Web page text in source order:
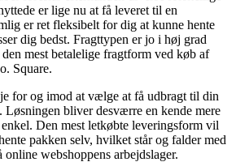
er lige nu at få leveret til en
er ret fleksibelt for dig at kunne hente
dig bedst. Fragttypen er jo i høj grad
mest betalelige fragtform ved køb af
Square.
for og imod at vælge at få udbragt til din
bliver desværre en kende mere
Den mest letkøbte leveringsform vil
pakken selv, hvilket står og falder med
webshoppens arbejdslager.